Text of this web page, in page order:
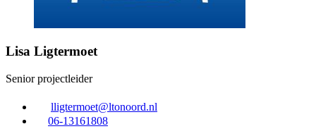
Lisa Ligtermoet
Senior projectleider
lligtermoet@ltonoord.nl
06-13161808